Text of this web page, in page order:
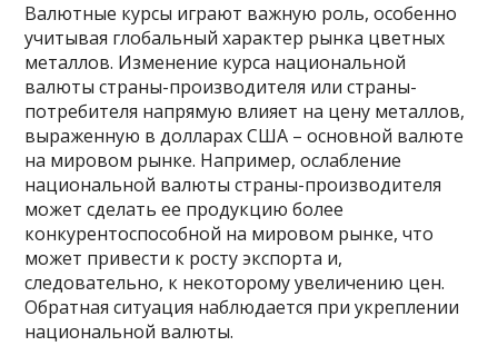
Валютные курсы играют важную роль, особенно
учитывая глобальный характер рынка цветных
металлов. Изменение курса национальной
валюты страны-производителя или страны-
потребителя напрямую влияет на цену металлов,
выраженную в долларах США – основной валюте
на мировом рынке. Например, ослабление
национальной валюты страны-производителя
может сделать ее продукцию более
конкурентоспособной на мировом рынке, что
может привести к росту экспорта и,
следовательно, к некоторому увеличению цен.
Обратная ситуация наблюдается при укреплении
национальной валюты.